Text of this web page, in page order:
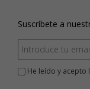
Suscríbete a
He leído y acepto